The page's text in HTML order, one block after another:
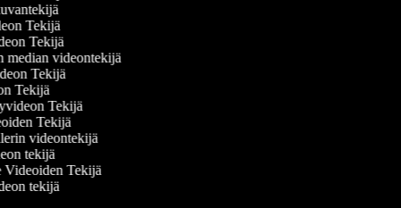
Tekijä
Tekijä
median videontekijä
Tekijä
Tekijä
Tekijä
Tekijä
videontekijä
tekijä
Videoiden Tekijä
tekijä